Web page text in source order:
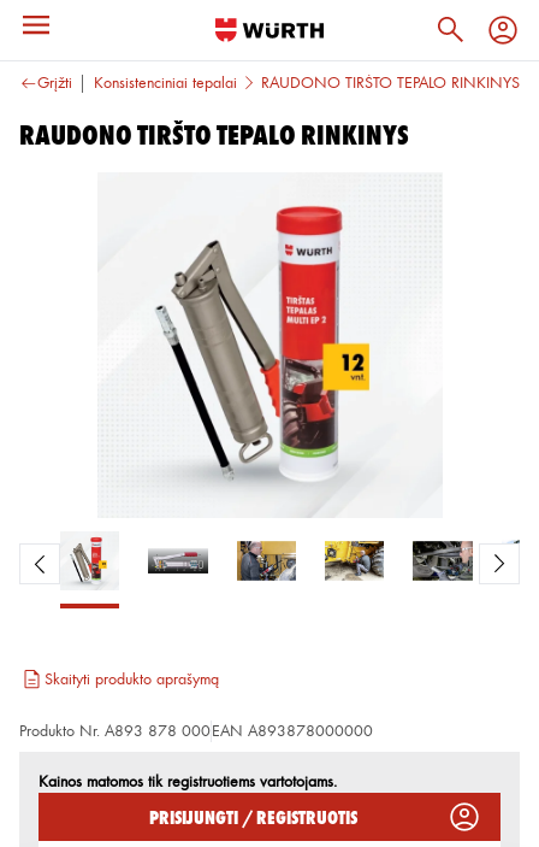
Grįžti Konsistenciniai tepalai RAUDONO TIRŠTO TEPALO RINKINYS
RAUDONO TIRŠTO TEPALO RINKINYS
Skaityti produkto aprašymą
Produkto Nr. A893 878 000 EAN A893878000000
Kainos matomos tik registruotiems vartotojams.
Prisijungti / Registruotis